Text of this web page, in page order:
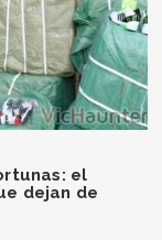
el
dejan de